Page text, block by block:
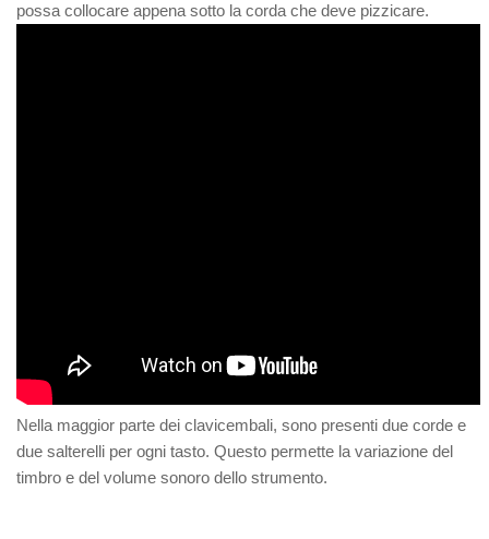
possa collocare appena sotto la corda che deve pizzicare.
Nella maggior parte dei clavicembali, sono presenti due corde e
due salterelli per ogni tasto. Questo permette la variazione del
timbro e del volume sonoro dello strumento.